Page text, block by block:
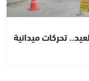
تحركات ميدانية